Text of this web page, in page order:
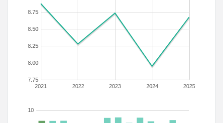
2021 2022 2023 2024 2025
7.75
8.00
8.25
8.50
8.75
10